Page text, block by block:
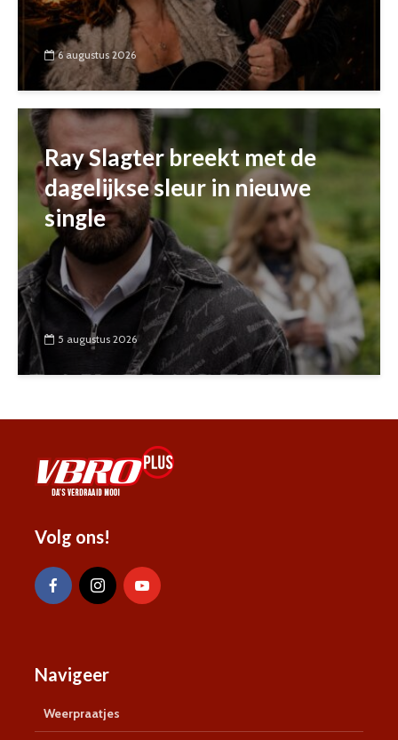
6 augustus 2026
Ray Slagter breekt met de
dagelijkse sleur in nieuwe
single
5 augustus 2026
Volg ons!
Navigeer
Weerpraatjes